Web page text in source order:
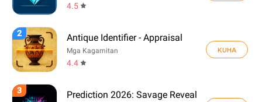
4.5
2 Antique Identifier - Appraisal
Mga Kagamitan
4.4
KUHA
3 Prediction 2026: Savage Reveal